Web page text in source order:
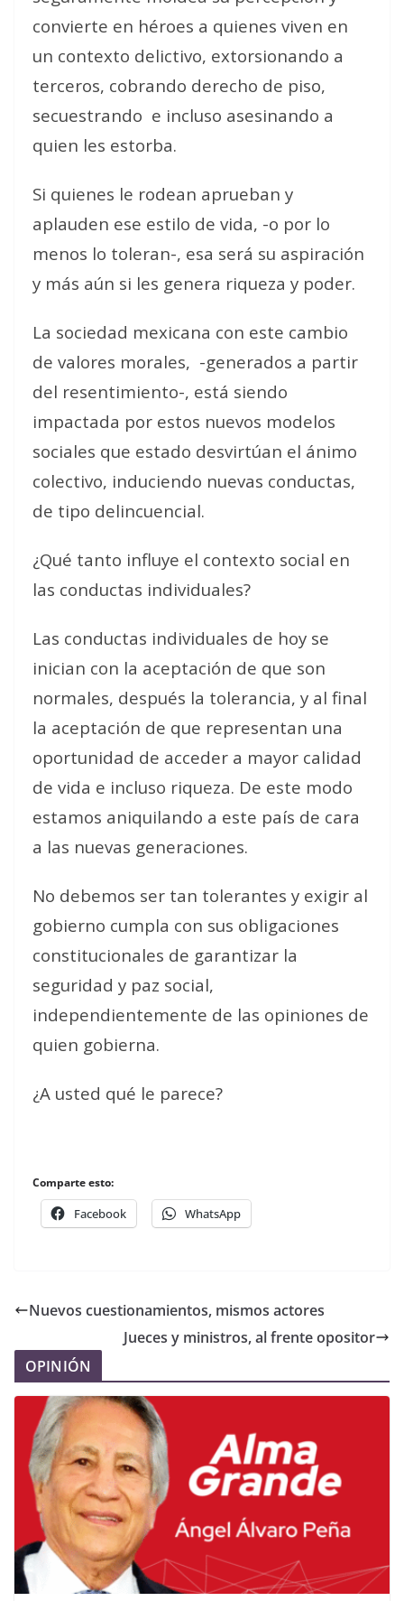
convierte en héroes a quienes viven en
un contexto delictivo, extorsionando a
terceros, cobrando derecho de piso,
secuestrando e incluso asesinando a
quien les estorba.
Si quienes le rodean aprueban y
aplauden ese estilo de vida, -o por lo
menos lo toleran-, esa será su aspiración
y más aún si les genera riqueza y poder.
La sociedad mexicana con este cambio
de valores morales, -generados a partir
del resentimiento-, está siendo
impactada por estos nuevos modelos
sociales que estado desvirtúan el ánimo
colectivo, induciendo nuevas conductas,
de tipo delincuencial.
¿Qué tanto influye el contexto social en
las conductas individuales?
Las conductas individuales de hoy se
inician con la aceptación de que son
normales, después la tolerancia, y al final
la aceptación de que representan una
oportunidad de acceder a mayor calidad
de vida e incluso riqueza. De este modo
estamos aniquilando a este país de cara
a las nuevas generaciones.
No debemos ser tan tolerantes y exigir al
gobierno cumpla con sus obligaciones
constitucionales de garantizar la
seguridad y paz social,
independientemente de las opiniones de
quien gobierna.
¿A usted qué le parece?
Comparte esto:
Facebook WhatsApp
Nuevos cuestionamientos, mismos actores
Jueces y ministros, al frente opositor
OPINIÓN